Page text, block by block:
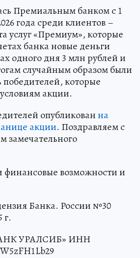
Премиальным банком с 1
года среди клиентов –
услуг «Премиум», которые
банка новые деньги
одного дня 3 млн рублей и
случайным образом были
которые
акции.
опубликованна
акции. Поздравляем с
замечательного
финансовые возможности и
Банка. России №30
г.
УРАЛСИБ» ИНН